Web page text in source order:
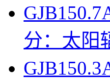
分：太阳